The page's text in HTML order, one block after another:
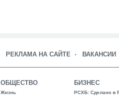
РЕКЛАМА НА САЙТЕ ВАКАНСИИ
ОБЩЕСТВО
Жизнь
БИЗНЕС
РСХБ: Сделано в